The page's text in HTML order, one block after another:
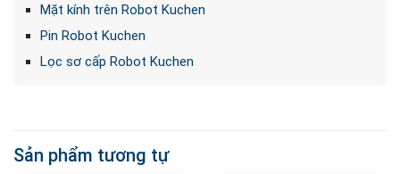
Mặt kính trên Robot Kuchen
Pin Robot Kuchen
Lọc sơ cấp Robot Kuchen
Sản phẩm tương tự